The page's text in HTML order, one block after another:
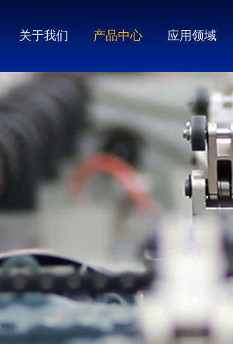
关于我们 产品中心 应用领域